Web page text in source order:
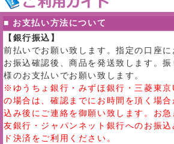
■ お支払い方法について
【銀行振込】
前払いでお願い致します。指定の口座に
お振込確認後、商品を発送致します。
様のお支払いでお願い致します。
※ゆうちょ銀行・みずほ銀行・三菱東
の場合は、確認までにお時間を頂く場
込み後にご連絡を御願い致します。お
友銀行・ジャパンネット銀行へのお振
ド決済をご利用ください。